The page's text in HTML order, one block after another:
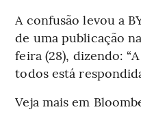
A confusão levou a
de uma publicação
feira (28), dizendo:
todos está
Veja mais em